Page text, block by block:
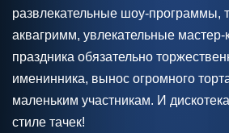
развлекательные шоу-программы,
аквагримм, увлекательные
праздника обязательно
именинника, вынос огромного
маленьким участникам. И
стиле тачек!